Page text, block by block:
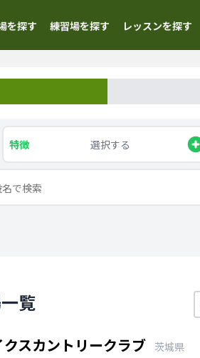
を探す 練習場を探す レッスンを探す
特徴 選択する
覧
スカントリークラブ
茨城県